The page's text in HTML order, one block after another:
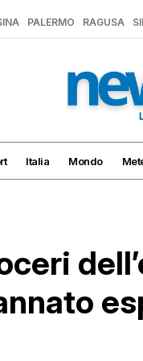
PALERMO RAGUSA
Italia Mondo